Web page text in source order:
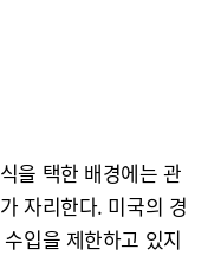
을 택한 배경에는 관
자리한다. 미국의 경
입을 제한하고 있지